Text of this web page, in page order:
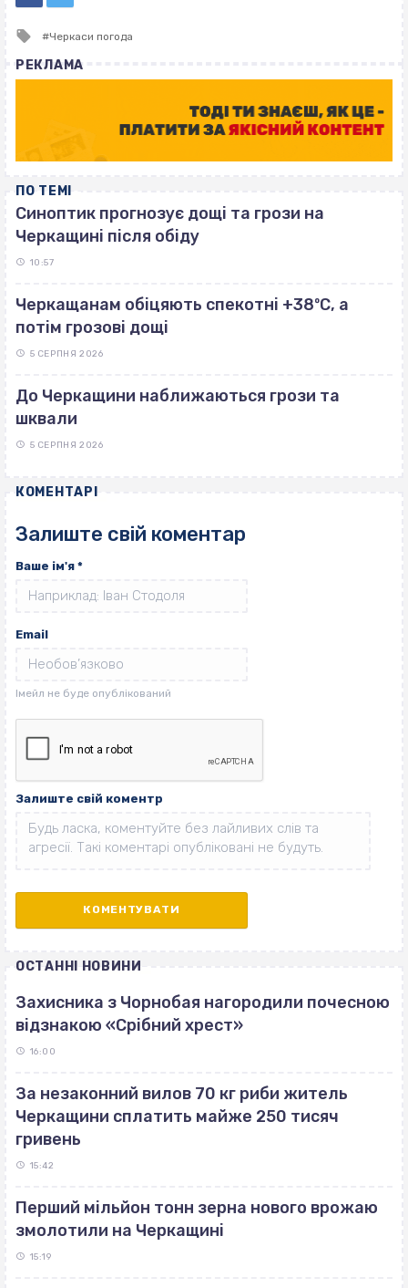
Tagged
Черкаси погода
РЕКЛАМА
ПО ТЕМІ
Синоптик прогнозує дощі та грози на
Черкащині після обіду
10:57
Черкащанам обіцяють спекотні +38ºС, а
потім грозові дощі
5 СЕРПНЯ 2026
До Черкащини наближаються грози та
шквали
5 СЕРПНЯ 2026
КОМЕНТАРІ
Залиште свій коментар
Ваше ім'я *
Email
Залиште свій коментр
ОСТАННІ НОВИНИ
Захисника з Чорнобая нагородили почесною
відзнакою «Срібний хрест»
16:00
За незаконний вилов 70 кг риби житель
Черкащини сплатить майже 250 тисяч
гривень
15:42
Перший мільйон тонн зерна нового врожаю
змолотили на Черкащині
15:19